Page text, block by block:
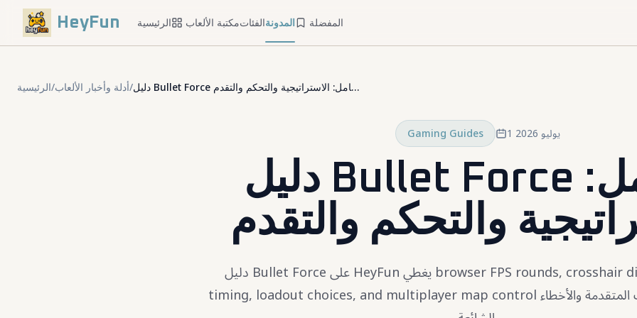
HeyFun الرئيسية مكتبة الألعابالفئاتالمدونة المفضلة
الرئيسية/أدلة وأخبار الألعاب/ دليل Bullet Force الكامل: الاستراتيجية والتحكم والتقدم
Gaming Guides 1 يوليو 2026
دليل Bullet Force الكامل:
والتحكم والتقدم
دليل Bullet Force على HeyFun يغطي browser FPS rounds, crosshair discipline, reload
timing, loadout choices, and multiplayer map control وخطة البداية والقرارات المتقدمة والأخطاء